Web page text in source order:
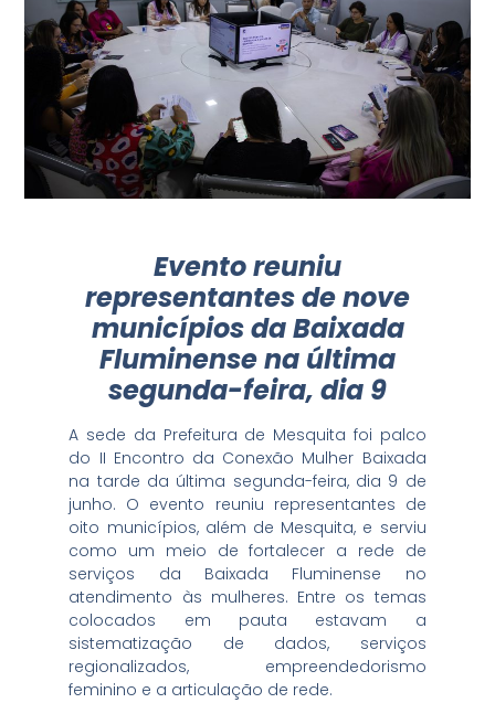
Evento reuniu
representantes de nove
municípios da Baixada
Fluminense na última
segunda-feira, dia 9
A sede da Prefeitura de Mesquita foi palco
do II Encontro da Conexão Mulher Baixada
na tarde da última segunda-feira, dia 9 de
junho. O evento reuniu representantes de
oito municípios, além de Mesquita, e serviu
como um meio de fortalecer a rede de
serviços da Baixada Fluminense no
atendimento às mulheres. Entre os temas
colocados em pauta estavam a
sistematização de dados, serviços
regionalizados, empreendedorismo
feminino e a articulação de rede.